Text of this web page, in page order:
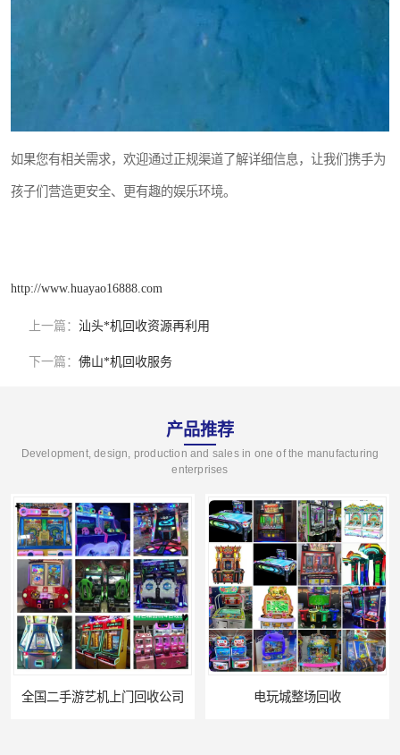
如果您有相关需求，欢迎通过正规渠道了解详细信息，让我们携手为
孩子们营造更安全、更有趣的娱乐环境。
http://www.huayao16888.com
上一篇： 汕头*机回收资源再利用
下一篇： 佛山*机回收服务
产品推荐
Development, design, production and sales in one of the manufacturing
enterprises
电玩城整场回收 儿童机回收